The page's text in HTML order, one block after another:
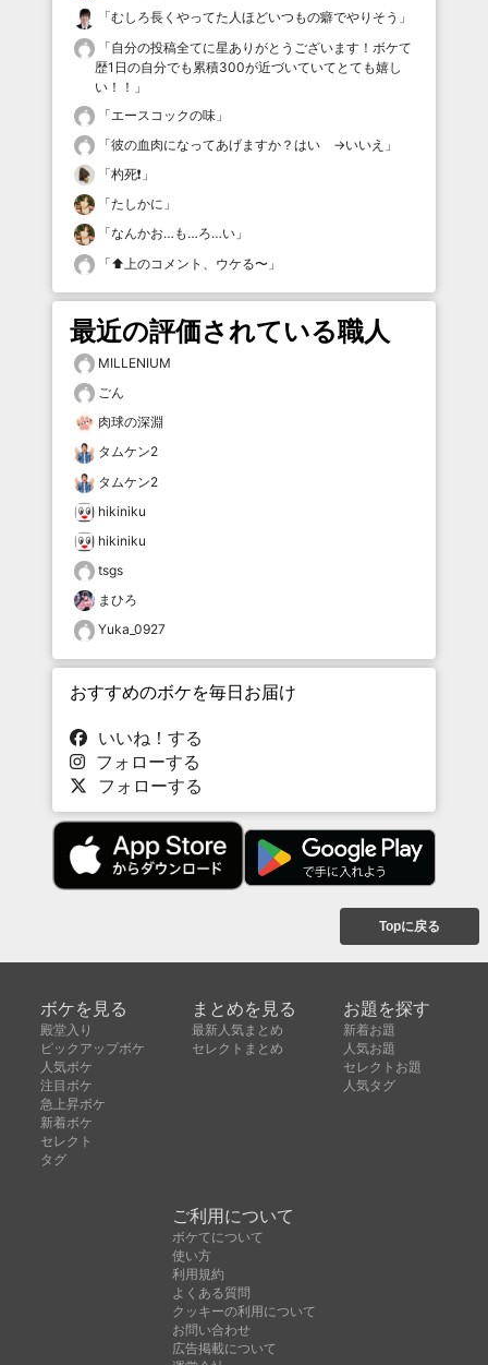
「むしろ長くやってた人ほどいつもの癖でやりそう 」
「自分の投稿全てに星ありがとうございます！ボケて
歴1日の自分でも累積300が近づいていてとても嬉し
い！！ 」
「エースコックの味 」
「彼の血肉になってあげますか？はい →いいえ 」
「杓死❗️ 」
「たしかに 」
「なんかお…も…ろ…い 」
「⬆️上のコメント、ウケる〜 」
最近の評価されている職人
MILLENIUM
ごん
肉球の深淵
タムケン2
タムケン2
hikiniku
hikiniku
tsgs
まひろ
Yuka_0927
おすすめのボケを毎日お届け
いいね！する
フォローする
フォローする
Topに戻る
ボケを見る
殿堂入り
ピックアップボケ
人気ボケ
注目ボケ
急上昇ボケ
新着ボケ
セレクト
タグ
まとめを見る
最新人気まとめ
セレクトまとめ
お題を探す
新着お題
人気お題
セレクトお題
人気タグ
ご利用について
ボケてについて
使い方
利用規約
よくある質問
クッキーの利用について
お問い合わせ
広告掲載について